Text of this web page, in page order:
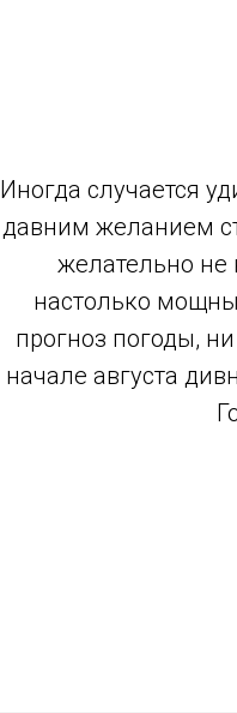
Иногда случается
давним желанием
желательно не
настолько
прогноз погоды,
начале августа